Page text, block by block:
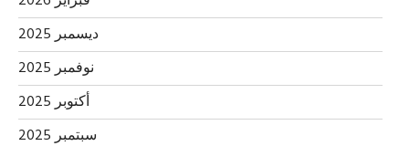
ديسمبر 2025
نوفمبر 2025
أكتوبر 2025
سبتمبر 2025